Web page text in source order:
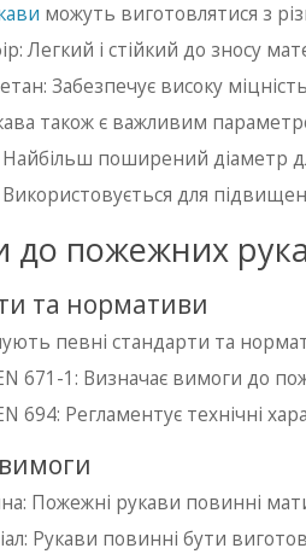
можуть виготовлятися з
Легкий і стійкий до зносу
Забезпечує високу
також є важливим
поширений діаметр
для
до пожежних
та нормативи
певні стандарти та
671-1: Визначає вимоги до
694: Регламентує технічні
Пожежні рукави повинні
Рукави повинні бути